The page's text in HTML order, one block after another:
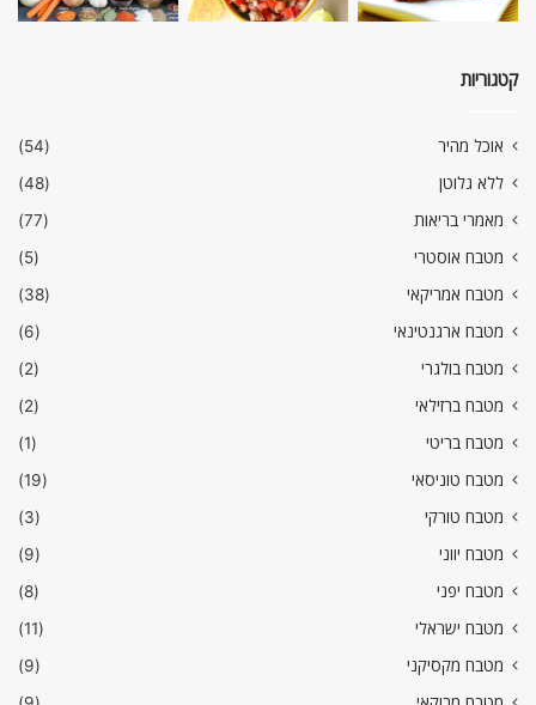
קטגוריות
אוכל מהיר
(54)
ללא גלוטן
(48)
מאמרי בריאות
(77)
מטבח אוסטרי
(5)
מטבח אמריקאי
(38)
מטבח ארגנטינאי
(6)
מטבח בולגרי
(2)
מטבח ברזילאי
(2)
מטבח בריטי
(1)
מטבח טוניסאי
(19)
מטבח טורקי
(3)
מטבח יווני
(9)
מטבח יפני
(8)
מטבח ישראלי
(11)
מטבח מקסיקני
(9)